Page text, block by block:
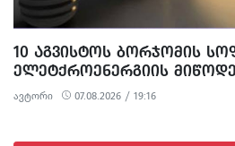
10 ᲐᲒᲕᲘᲡᲢᲝᲡ ᲑᲝᲠᲯᲝᲛᲘᲡ
ᲔᲚᲔᲢᲥᲠᲝᲔᲜᲔᲠᲒᲘᲘᲡ
ავტორი 07.08.2026 / 19:16